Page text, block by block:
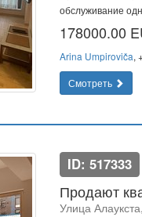
обслуживание
178000.00
Arina Umpiroviča,
Смотреть
ID: 517333
Продают
Улица